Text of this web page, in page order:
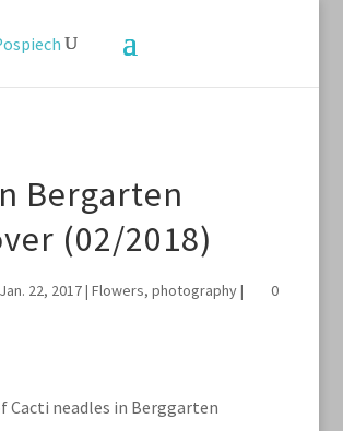
Bergarten
(02/2018)
Jan. 22, 2017| Flowers, photography|
0
Cacti neadles in Berggarten